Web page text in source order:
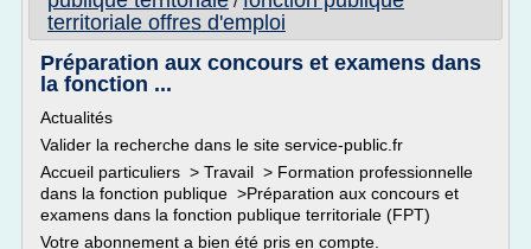
territoriale offres d'emploi
Préparation aux concours et examens dans
la fonction ...
Actualités
Valider la recherche dans le site service-public.fr
Accueil particuliers > Travail > Formation professionnelle
dans la fonction publique >Préparation aux concours et
examens dans la fonction publique territoriale (FPT)
Votre abonnement a bien été pris en compte.